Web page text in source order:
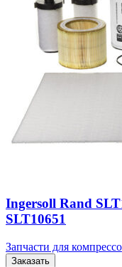
Ingersoll Rand
SLT10651
Запчасти для
Заказать